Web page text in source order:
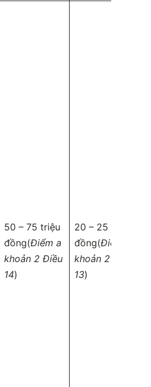
50 – 75 triệu
đồng(Điểm a
khoản 2 Điều
14)
20 – 25 triệu
đồng(Điểm a
khoản 2 Điều
13)